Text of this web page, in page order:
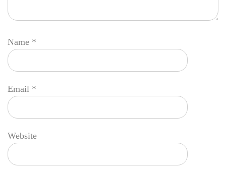
Name *
Email *
Website